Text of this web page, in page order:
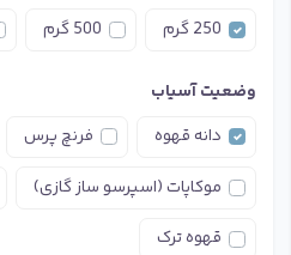
250 گرم
500 گرم
وضعیت آسیاب
دانه قهوه
فرنچ پرس
موکاپات (اسپرسو ساز گازی)
قهوه ترک